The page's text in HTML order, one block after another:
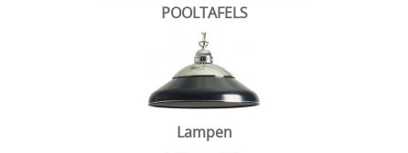
POOLTAFELS
Lampen